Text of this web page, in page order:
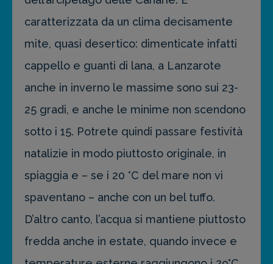
caratterizzata da un clima decisamente
mite, quasi desertico: dimenticate infatti
cappello e guanti di lana, a Lanzarote
anche in inverno le massime sono sui 23-
25 gradi, e anche le minime non scendono
sotto i 15. Potrete quindi passare festività
natalizie in modo piuttosto originale, in
spiaggia e – se i 20 °C del mare non vi
spaventano – anche con un bel tuffo.
D’altro canto, l’acqua si mantiene piuttosto
fredda anche in estate, quando invece e